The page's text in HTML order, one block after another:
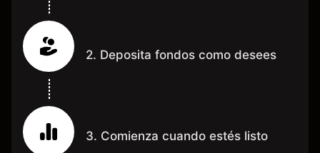
2. Deposita fondos como desees
3. Comienza cuando estés listo